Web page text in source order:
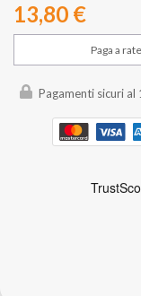
13,80 €
Paga a
Pagamenti sicuri al